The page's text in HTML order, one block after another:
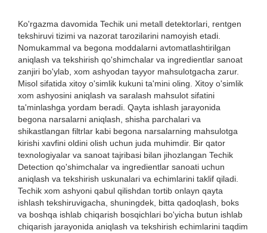
Ko'rgazma davomida Techik uni metall detektorlari, rentgen
tekshiruvi tizimi va nazorat tarozilarini namoyish etadi.
Nomukammal va begona moddalarni avtomatlashtirilgan
aniqlash va tekshirish qo'shimchalar va ingredientlar sanoat
zanjiri bo'ylab, xom ashyodan tayyor mahsulotgacha zarur.
Misol sifatida xitoy o'simlik kukuni ta'mini oling. Xitoy o'simlik
xom ashyosini aniqlash va saralash mahsulot sifatini
ta'minlashga yordam beradi. Qayta ishlash jarayonida
begona narsalarni aniqlash, shisha parchalari va
shikastlangan filtrlar kabi begona narsalarning mahsulotga
kirishi xavfini oldini olish uchun juda muhimdir. Bir qator
texnologiyalar va sanoat tajribasi bilan jihozlangan Techik
Detection qo'shimchalar va ingredientlar sanoati uchun
aniqlash va tekshirish uskunalari va echimlarini taklif qiladi.
Techik xom ashyoni qabul qilishdan tortib onlayn qayta
ishlash tekshiruvigacha, shuningdek, bitta qadoqlash, boks
va boshqa ishlab chiqarish bosqichlari bo'yicha butun ishlab
chiqarish jarayonida aniqlash va tekshirish echimlarini taqdim